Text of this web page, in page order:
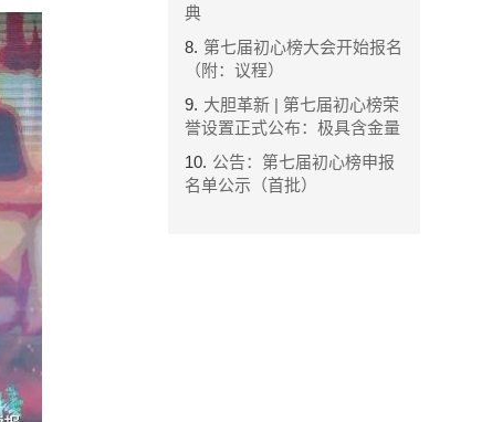
典
8. 第七届初心榜大会开始报名
（附：议程）
9. 大胆革新 | 第七届初心榜荣
誉设置正式公布：极具含金量
10. 公告：第七届初心榜申报
名单公示（首批）